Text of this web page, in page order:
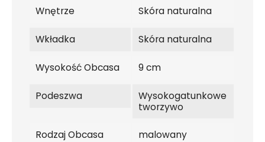
Wnętrze Skóra naturalna
Wkładka Skóra naturalna
Wysokość Obcasa 9 cm
Podeszwa
Wysokogatunkowe
tworzywo
Rodzaj Obcasa malowany